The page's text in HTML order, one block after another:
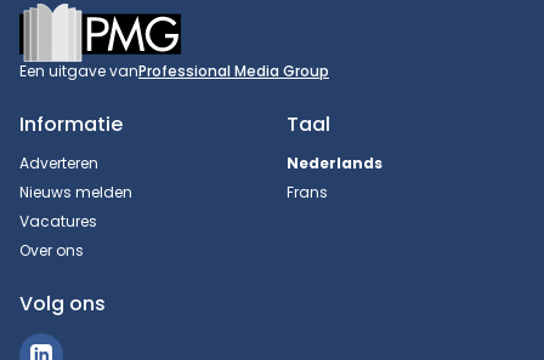
Footer
Een uitgave vanProfessional Media Group
Informatie
Adverteren
Nieuws melden
Vacatures
Over ons
Taal
Nederlands
Frans
Volg ons